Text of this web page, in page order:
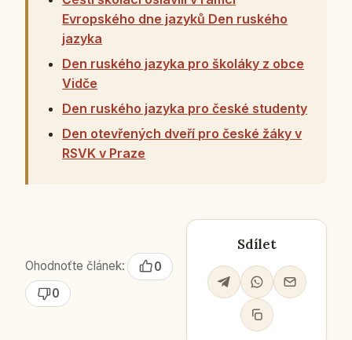
Evropského dne jazyků Den ruského
jazyka
Den ruského jazyka pro školáky z obce
Vidče
Den ruského jazyka pro české studenty
Den otevřených dveří pro české žáky v
RSVK v Praze
Ohodnoťte článek:
0
0
Sdílet